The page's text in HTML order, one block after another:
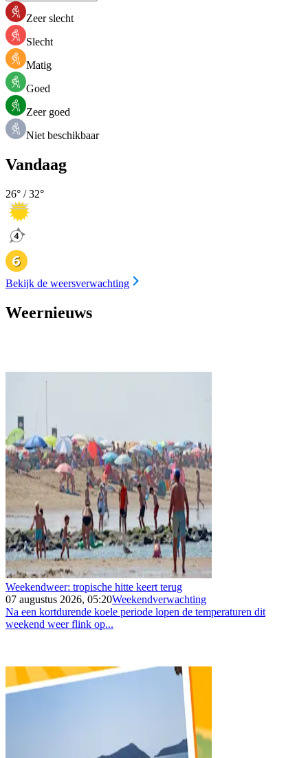
Zeer slecht
Slecht
Matig
Goed
Zeer goed
Niet beschikbaar
Vandaag
26° /32°
Bekijk de weersverwachting
Weernieuws
Weekendweer: tropische hitte keert terug
07 augustus 2026, 05:20Weekendverwachting
Na een kortdurende koele periode lopen de temperaturen dit
weekend weer flink op...